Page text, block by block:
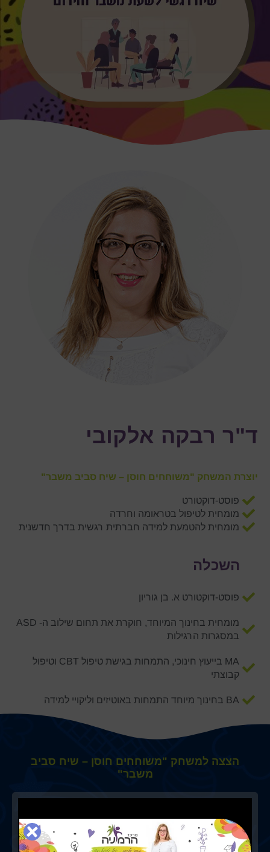
ד"ר רבקה אלקובי
יוצרת המשחק "משוחחים חוסן – שיח סביב משבר"
פוסט-דוקטורט
מומחית לטיפול בטראומה וחרדה
מומחית להטמעת למידה חברתית רגשית בדרך חדשנית
השכלה
פוסט-דוקטורט א. בן גוריון
מומחית בחינוך המיוחד, חוקרת את תחום שילוב ה- ASD
במסגרות הרגילות
MA בייעוץ חינוכי, התמחות בגישת טיפול CBT וטיפול
קבוצתי
BA בחינוך מיוחד התמחות באוטיזים וליקויי למידה
הצצה למשחק "משוחחים חוסן – שיח סביב
משבר"